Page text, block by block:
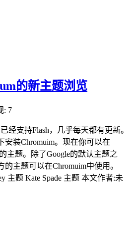
的新主题浏览
: 7
经支持Flash，几乎每天都有更新。
安装Chromuim。现在你可以在
主题。除了Google的默认主题之
主题可以在Chromuim中使用。
主题 Kate Spade 主题 本文作者:未